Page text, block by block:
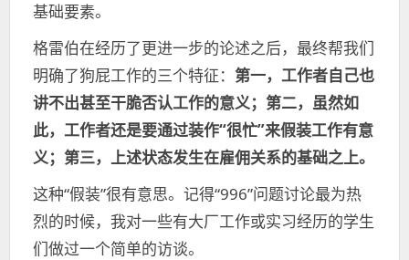
基础要素。
格雷伯在经历了更进一步的论述之后，最终帮我们
明确了狗屁工作的三个特征： 第一，工作者自己也
讲不出甚至干脆否认工作的意义；第二，虽然如
此，工作者还是要通过装作“很忙”来假装工作有意
义；第三，上述状态发生在雇佣关系的基础之上。
这种“假装”很有意思。记得“996”问题讨论最为热
烈的时候，我对一些有大厂工作或实习经历的学生
们做过一个简单的访谈。